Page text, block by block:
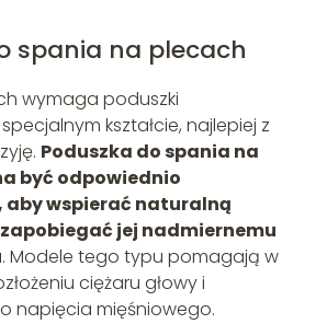
spania na plecach
wymaga poduszki
kształcie, najlepiej z
Poduszka do spania na
być odpowiednio
wspierać naturalną
jej nadmiernemu
. Modele tego typu pomagają w
ciężaru głowy i
napięcia mięśniowego.